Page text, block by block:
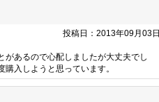
投稿日：2013年09月03日
があるので心配しましたが大丈夫でし
入しようと思っています。